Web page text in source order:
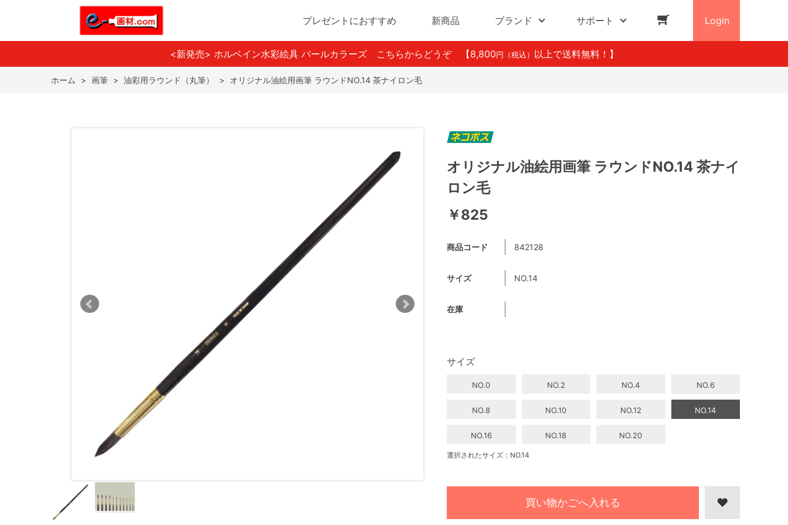
プレゼントにおすすめ 新商品 ブランド サポート Login
<新発売> ホルベイン水彩絵具 パールカラーズ こちらからどうぞ 【8,800 円（税込） 以上で送料無料！】
ホーム > 画筆 > 油彩用ラウンド（丸筆） > オリジナル油絵用画筆 ラウンドNO.14 茶ナイロン毛
オリジナル油絵用画筆 ラウンドNO.14 茶ナイ
ロン毛
￥825
商品コード 842128
サイズ NO.14
在庫
サイズ
NO.0 NO.2 NO.4 NO.6
NO.8 NO.10 NO.12 NO.14
NO.16 NO.18 NO.20
選択されたサイズ：NO.14
買い物かごへ入れる